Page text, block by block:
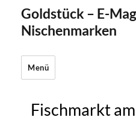
Goldstück – E-
Nischenmarken
Menü
Fischmarkt